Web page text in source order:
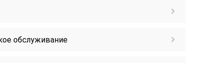
обслуживание